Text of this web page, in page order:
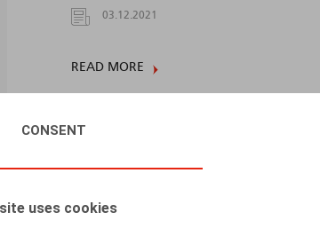
CONSENT
uses cookies
03.12.2021
READ MORE